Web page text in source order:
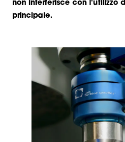
non interferisce con l'utilizzo
principale.